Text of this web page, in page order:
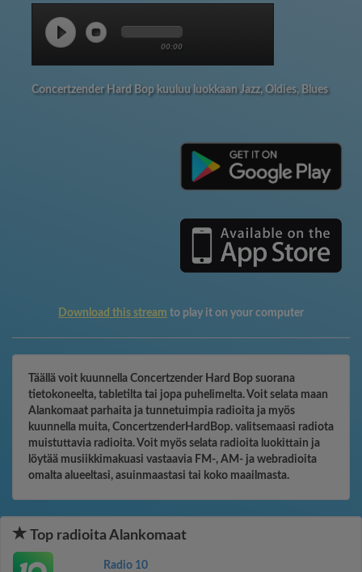
00:00
Concertzender Hard Bop kuuluu luokkaan Jazz, Oldies, Blues
Download this stream to play it on your computer
Täällä voit kuunnella Concertzender Hard Bop suorana
tietokoneelta, tabletilta tai jopa puhelimelta. Voit selata maan
Alankomaat parhaita ja tunnetuimpia radioita ja myös
kuunnella muita, ConcertzenderHardBop. valitsemaasi radiota
muistuttavia radioita. Voit myös selata radioita luokittain ja
löytää musiikkimakuasi vastaavia FM-, AM- ja webradioita
omalta alueeltasi, asuinmaastasi tai koko maailmasta.
Top radioita Alankomaat
Radio 10